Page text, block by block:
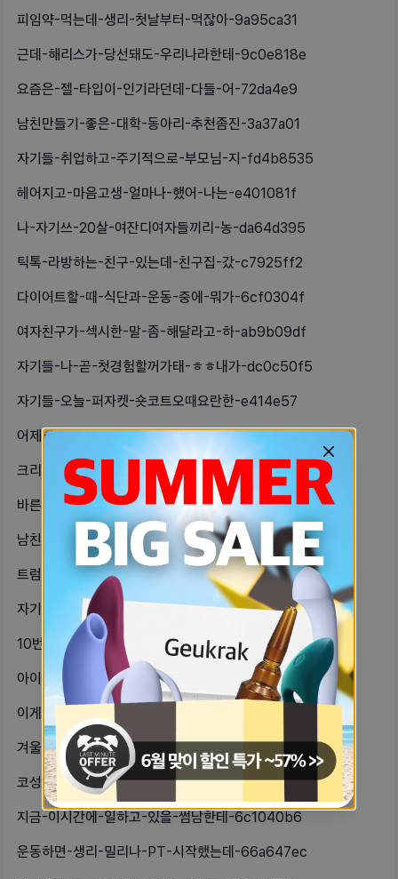
피임약-먹는데-생리-첫날부터-먹잖아-9a95ca31
근데-해리스가-당선돼도-우리나라한테-9c0e818e
요즘은-젤-타입이-인기라던데-다들-어-72da4e9
남친만들기-좋은-대학-동아리-추천좀진-3a37a01
자기들-취업하고-주기적으로-부모님-지-fd4b8535
헤어지고-마음고생-얼마나-했어-나는-e401081f
나-자기쓰-20살-여잔디여자들끼리-농-da64d395
틱톡-라방하는-친구-있는데-친구집-갔-c7925ff2
다이어트할-때-식단과-운동-중에-뭐가-6cf0304f
여자친구가-섹시한-말-좀-해달라고-하-ab9b09df
자기들-나-곧-첫경험할꺼가태-ㅎㅎ내가-dc0c50f5
자기들-오늘-퍼자켓-숏코트오때요란한-e414e57
어제-생리-시작했는데-오늘-2일차잖아-cf59c084
크리스마스날-남친-안-만나는-자기-있-f9ab2d1d
바른생각-러브젤-오때요-ab57a08e
남친이-단체사진에서-여자-옆에-앉아있-8de6da6a
트럼프가-당선되몀-우리나라-어떻게돼나-99b8653b
자기들-💩-이-대부분-4일에-한번-이-bb982b63
10번-섹스-중-5번은-오르가즘진동기-cc468a5
아이폰도-배터리-없어서-꺼지면-전호ㅓ-312ec8b3
이게-생리중인지-모르겠어내가-다낭성이-891105b9
겨울에-따뜻하게-연애하고-싶었는데-덥-2ec87793
코성형하면-살도-더-빠져보이나-코가-cc61595d
지금-이시간에-일하고-있을-썸남한테-6c1040b6
운동하면-생리-밀리나-PT-시작했는데-66a647ec